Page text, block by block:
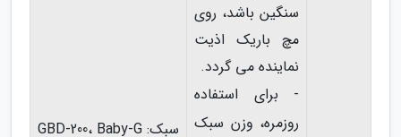
سنگین باشد، روی
مچ باریک اذیت
نماینده می گردد.
- برای استفاده
روزمره، وزن سبک
سبک: GBD-200، Baby-G